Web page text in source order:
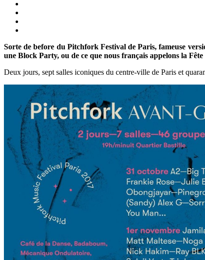
Sorte de before du Pitchfork Festival de Paris, fameuse
une Block Party, ou de ce que nous français appelons la Fête
Deux jours, sept salles iconiques du centre-ville de Paris et